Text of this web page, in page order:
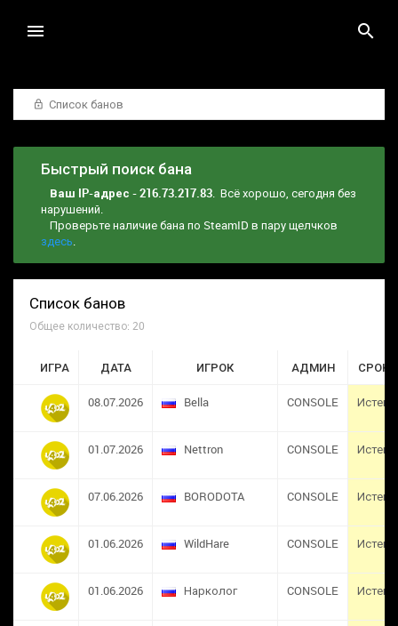
Список банов
Быстрый поиск бана
Ваш IP-адрес - 216.73.217.83. Всё хорошо, сегодня без
нарушений.
Проверьте наличие бана по SteamID в пару щелчков
здесь.
Список банов
Общее количество: 20
ИГРА ДАТА ИГРОК АДМИН СРОК
08.07.2026 Bella CONSOLE Истек
01.07.2026 Nettron CONSOLE Истек
07.06.2026 BORODOTA CONSOLE Истек
01.06.2026 WildHare CONSOLE Истек
01.06.2026 Нарколог CONSOLE Истек